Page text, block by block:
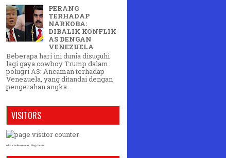
PERANG
TERHADAP
NARKOBA:
DIBALIK KONFLIK
AS DENGAN
VENEZUELA
Beberapa hari ini dunia disuguhi
lagi gaya cowboy Trump dalam
polugri AS: Ancaman terhadap
Venezuela, yang ditandai dengan
pengerahan angka...
VISITORS
who is online counter blog counter